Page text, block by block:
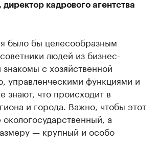
директор кадрового агентства
было бы целесообразным
людей из бизнес-
с хозяйственной
управленческими функциями и
знают, что происходит в
и города. Важно, чтобы этот
а
— крупный и особо